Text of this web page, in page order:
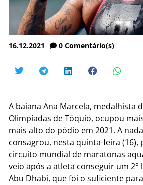
16.12.2021 0 Comentário(s)
A baiana Ana Marcela, medalhista
Olimpíadas de Tóquio, ocupou
mais alto do pódio em 2021. A
consagrou, nesta quinta-feira (16),
circuito mundial de maratonas
veio após a atleta conseguir um 2°
Abu Dhabi, que foi o suficiente